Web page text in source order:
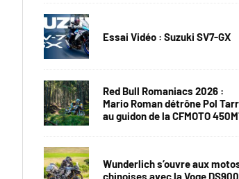
Essai Vidéo : Suzuki SV7-GX
Red Bull Romaniacs 2026 :
Mario Roman détrône Pol
au guidon de la CFMOTO
Wunderlich s’ouvre aux
chinoises avec la Voge